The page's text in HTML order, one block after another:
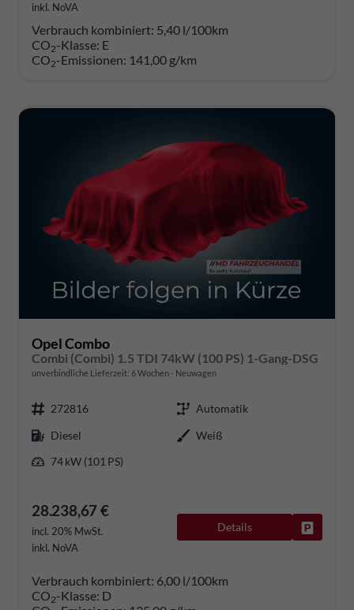
inkl. NoVA
Verbrauch kombiniert: 5,40 l/100km
CO2-Klasse: E
CO2-Emissionen: 141,00 g/km
Opel Combo
Combi (Combi) 1.5 TDI 74kW (100 PS) 1-Gang-DSG
unverbindliche Lieferzeit: 6 Wochen Neuwagen
272816
Automatik
Diesel
Weiß
74 kW (101 PS)
28.238,67 €
incl. 20% MwSt.
inkl. NoVA
Details
Verbrauch kombiniert: 6,00 l/100km
CO2-Klasse: D